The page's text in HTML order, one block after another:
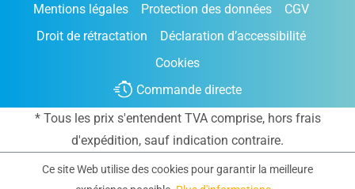
Mentions légales Protection des données
CGV
Droit de rétractation
Déclaration d’accessibilité
Cookies
Commande directe
* Tous les prix s'entendent TVA comprise, hors frais
d'expédition, sauf indication contraire.
Ce site Web utilise des cookies pour garantir la meilleure